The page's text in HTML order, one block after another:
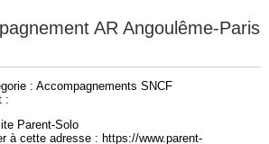
AR Angoulême-Paris
: Accompagnements SNCF
:
Parent-Solo
à cette adresse : https://www.parent-